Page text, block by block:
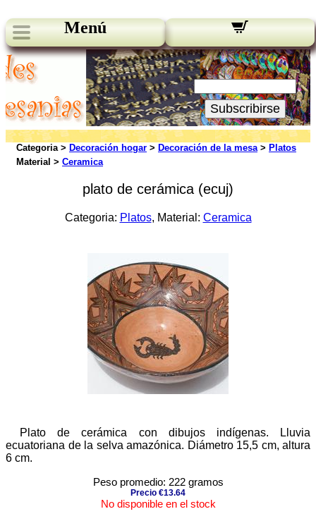
Menú
Novedades:
Su Email:
Subscribirse
Categoria > Decoración hogar > Decoración de la mesa> Platos
Material > Ceramica
plato de cerámica (ecuj)
Categoria: Platos, Material: Ceramica
Plato de cerámica con dibujos indígenas. Lluvia
ecuatoriana de la selva amazónica. Diámetro 15,5 cm, altura
6 cm.
Peso promedio: 222 gramos
Precio €13.64
No disponible en el stock